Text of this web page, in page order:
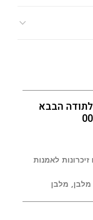
הבבא
לאמנות
, מלבן